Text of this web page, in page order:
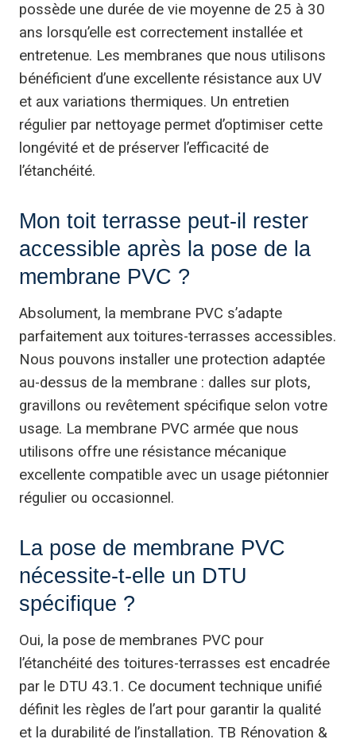
possède une durée de vie moyenne de 25 à 30
ans lorsqu’elle est correctement installée et
entretenue. Les membranes que nous utilisons
bénéficient d’une excellente résistance aux UV
et aux variations thermiques. Un entretien
régulier par nettoyage permet d’optimiser cette
longévité et de préserver l’efficacité de
l’étanchéité.
Mon toit terrasse peut-il rester
accessible après la pose de la
membrane PVC ?
Absolument, la membrane PVC s’adapte
parfaitement aux toitures-terrasses accessibles.
Nous pouvons installer une protection adaptée
au-dessus de la membrane : dalles sur plots,
gravillons ou revêtement spécifique selon votre
usage. La membrane PVC armée que nous
utilisons offre une résistance mécanique
excellente compatible avec un usage piétonnier
régulier ou occasionnel.
La pose de membrane PVC
nécessite-t-elle un DTU
spécifique ?
Oui, la pose de membranes PVC pour
l’étanchéité des toitures-terrasses est encadrée
par le DTU 43.1. Ce document technique unifié
définit les règles de l’art pour garantir la qualité
et la durabilité de l’installation. TB Rénovation &